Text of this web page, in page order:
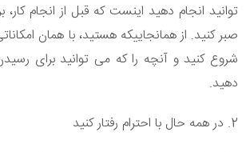
توانید انجام دهید اینست که قبل از انجام
صبر کنید. از همانجاییکه هستید، با همان
شروع کنید و آنچه را که می توانید برای
دهید.
2. در همه حال با احترام رفتار کنید